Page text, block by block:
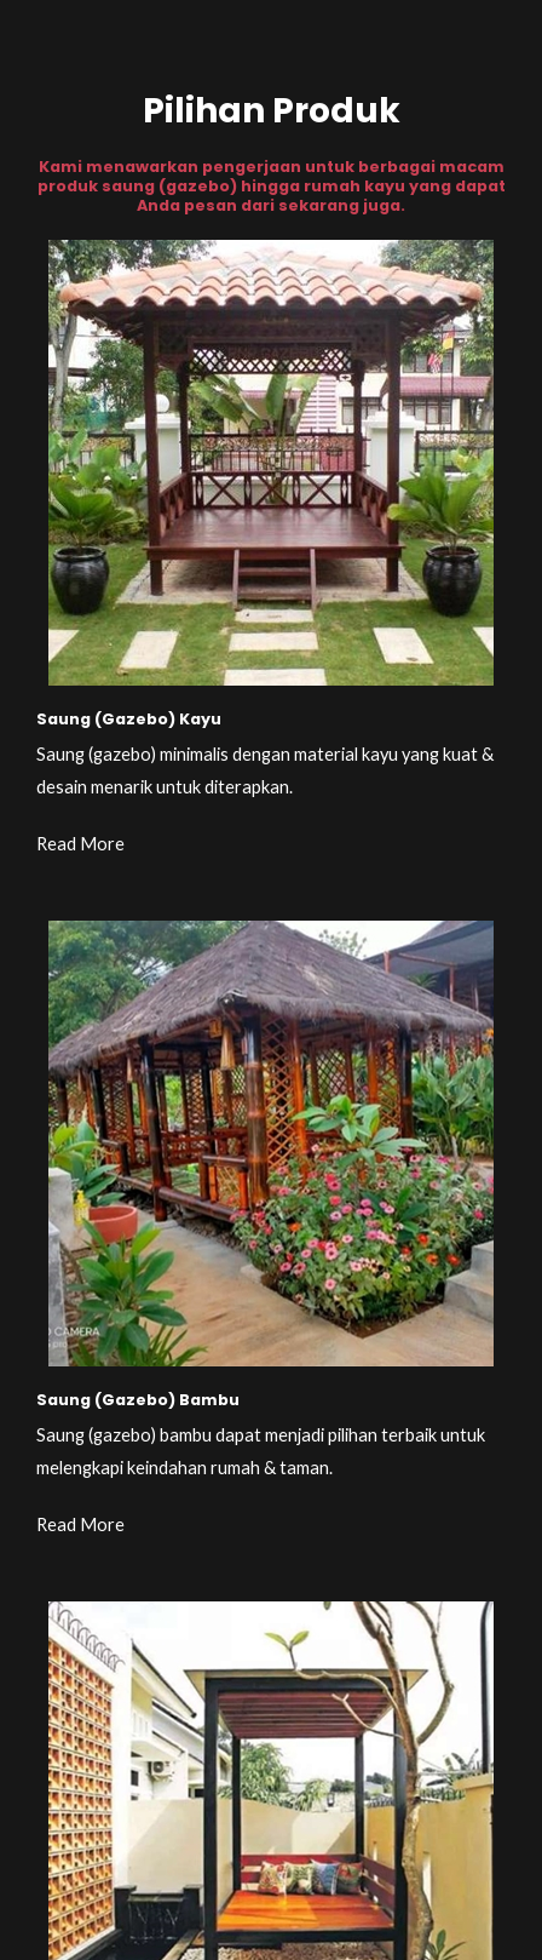
Pilihan Produk
Kami menawarkan pengerjaan untuk berbagai macam
produk saung (gazebo) hingga rumah kayu yang dapat
Anda pesan dari sekarang juga.
Saung (Gazebo) Kayu
Saung (gazebo) minimalis dengan material kayu yang kuat &
desain menarik untuk diterapkan.
Read More
Saung (Gazebo) Bambu
Saung (gazebo) bambu dapat menjadi pilihan terbaik untuk
melengkapi keindahan rumah & taman.
Read More